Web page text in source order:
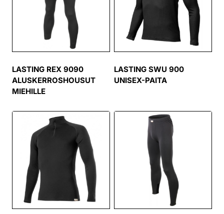
LASTING REX 9090
ALUSKERROSHOUSUT
MIEHILLE
LASTING SWU 900
UNISEX-PAITA